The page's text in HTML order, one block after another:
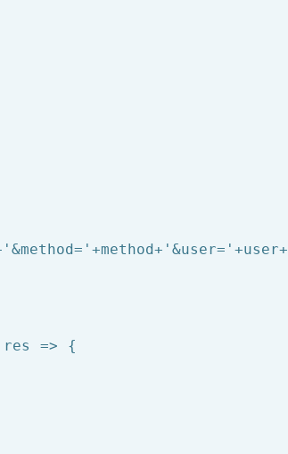
'&method=' +method+ '&user=' +user+
=> {